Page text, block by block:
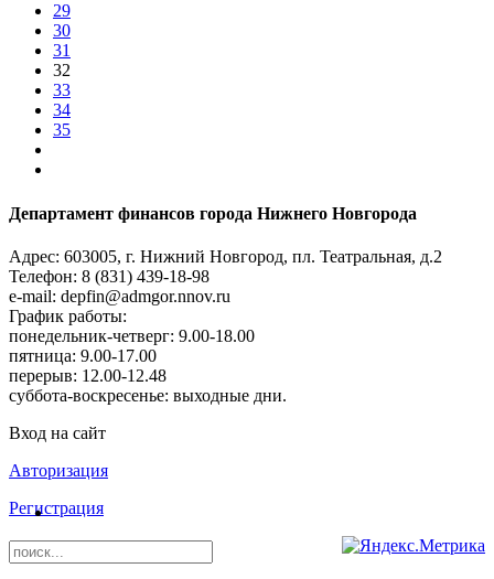
29
30
31
32
33
34
35
Департамент финансов города Нижнего Новгорода
Адрес: 603005, г. Нижний Новгород, пл. Театральная, д.2
Телефон: 8 (831) 439-18-98
e-mail: depfin@admgor.nnov.ru
График работы:
понедельник-четверг: 9.00-18.00
пятница: 9.00-17.00
перерыв: 12.00-12.48
суббота-воскресенье: выходные дни.
Вход на сайт
Авторизация
Регистрация